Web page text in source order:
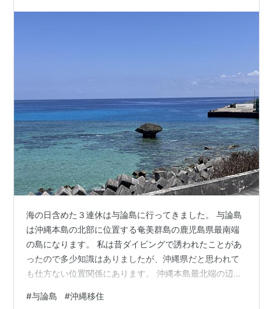
海の日含めた３連休は与論島に行ってきました。 与論島
は沖縄本島の北部に位置する奄美群島の鹿児島県最南端
の島になります。 私は昔ダイビングで誘われたことがあ
ったので多少知識はありましたが、沖縄県だと思われて
も仕方ない位置関係にあります。 沖縄本島最北端の辺戸
線距離なら鹿児島市よりも那覇市の方が5倍くらい近いら
#与論島 #沖縄移住